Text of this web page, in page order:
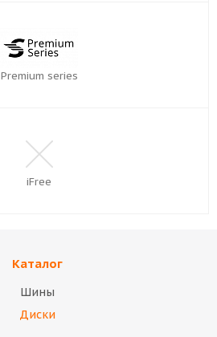
Premium series
iFree
Каталог
Шины
Диски